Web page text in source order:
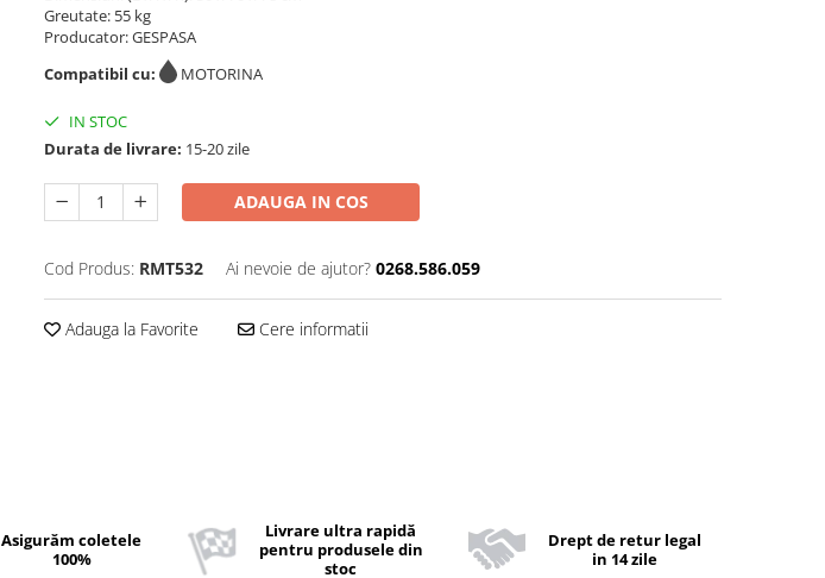
Greutate: 55 kg
Producator: GESPASA
Compatibil cu:
MOTORINA
IN STOC
Durata de livrare: 15-20 zile
ADAUGA IN COS
Cod Produs: RMT532 Ai nevoie de ajutor? 0268.586.059
Adauga la Favorite Cere informatii
Asigurăm coletele
100%
Livrare ultra rapidă
pentru produsele din
stoc
Drept de retur legal
in 14 zile